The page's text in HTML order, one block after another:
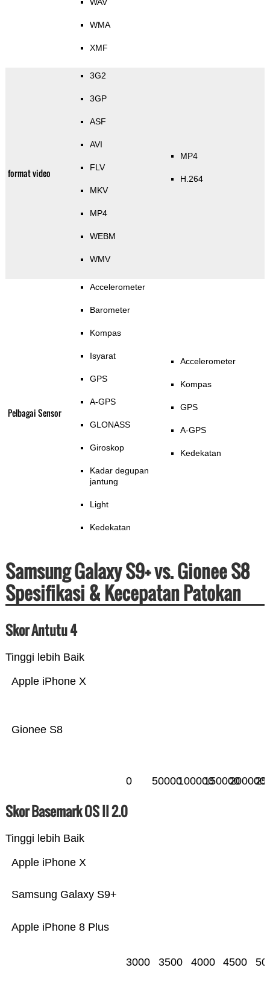
WMA
XMF
format video
3G2
3GP
ASF
AVI
FLV
MKV
MP4
WEBM
WMV
MP4
H.264
Pelbagai Sensor
Accelerometer
Barometer
Kompas
Isyarat
GPS
A-GPS
GLONASS
Giroskop
Kadar degupan
jantung
Light
Kedekatan
Accelerometer
Kompas
GPS
A-GPS
Kedekatan
Samsung Galaxy S9+ vs. Gionee S8
Spesifikasi & Kecepatan Patokan
Skor Antutu 4
Tinggi lebih Baik
Gionee S8
Apple iPhone X
0 50000100000150000200000
Skor Basemark OS II 2.0
Tinggi lebih Baik
Apple iPhone 8 Plus
Samsung Galaxy S9+
Apple iPhone X
3000 3500 4000 4500